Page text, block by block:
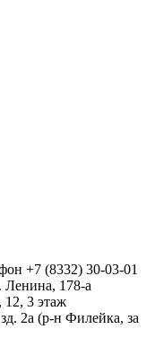
+7 (8332) 30-03-01
Ленина, 178-а
12, 3 этаж
2а (р-н Филейка, за